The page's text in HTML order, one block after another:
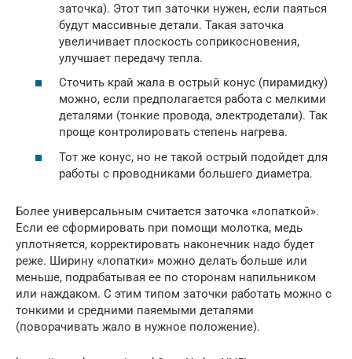
заточка). Этот тип заточки нужен, если паяться
будут массивные детали. Такая заточка
увеличивает плоскость соприкосновения,
улучшает передачу тепла.
Сточить край жала в острый конус (пирамидку)
можно, если предполагается работа с мелкими
деталями (тонкие провода, электродетали). Так
проще контролировать степень нагрева.
Тот же конус, но не такой острый подойдет для
работы с проводниками большего диаметра.
Более универсальным считается заточка «лопаткой».
Если ее сформировать при помощи молотка, медь
уплотняется, корректировать наконечник надо будет
реже. Ширину «лопатки» можно делать больше или
меньше, подрабатывая ее по сторонам напильником
или наждаком. С этим типом заточки работать можно с
тонкими и средними паяемыми деталями
(поворачивать жало в нужное положение).